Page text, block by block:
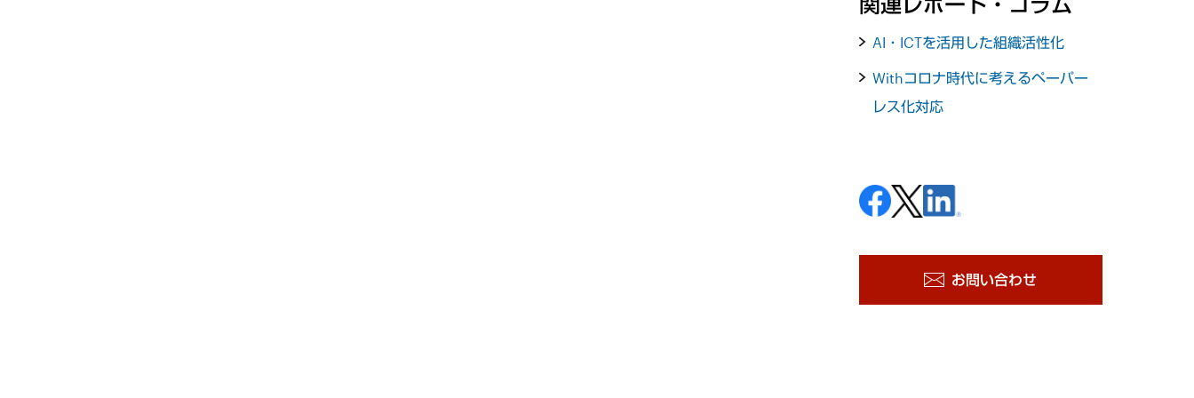
AI・ICTを活用した組織活性化
Withコロナ時代に考えるペーパー
レス化対応
お問い合わせ